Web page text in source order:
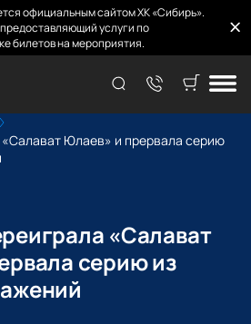
официальным сайтом ХК «Сибирь».
услуги по
билетов на мероприятия.
Юлаев» и прервала серию
«Салават
серию из